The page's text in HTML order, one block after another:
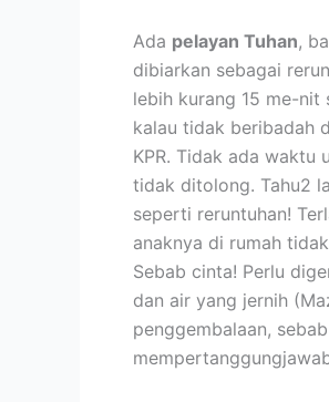
Ada pelayan Tuhan,
dibiarkan sebagai
lebih kurang 15 me-nit
kalau tidak beribadah
KPR. Tidak ada waktu
tidak ditolong. Tahu2
seperti reruntuhan!
anaknya di rumah
Sebab cinta! Perlu
dan air yang jernih
penggembalaan,